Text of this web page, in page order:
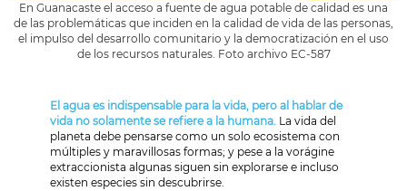
En Guanacaste el acceso a fuente de agua potable de calidad es una
de las problemáticas que inciden en la calidad de vida de las personas,
el impulso del desarrollo comunitario y la democratización en el uso
de los recursos naturales. Foto archivo EC-587
El agua es indispensable para la vida, pero al hablar de
vida no solamente se refiere a la humana. La vida del
planeta debe pensarse como un solo ecosistema con
múltiples y maravillosas formas; y pese a la vorágine
extraccionista algunas siguen sin explorarse e incluso
existen especies sin descubrirse.